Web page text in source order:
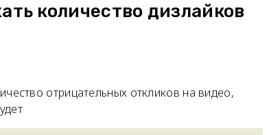
количество дизлайков
отрицательных откликов на видео,